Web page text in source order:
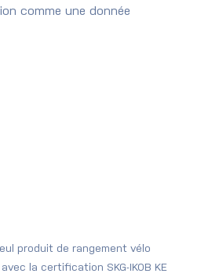
comme une donnée
produit de rangement vélo
la certification SKG-IKOB KE